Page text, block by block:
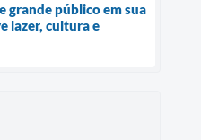
grande público em sua
lazer, cultura e